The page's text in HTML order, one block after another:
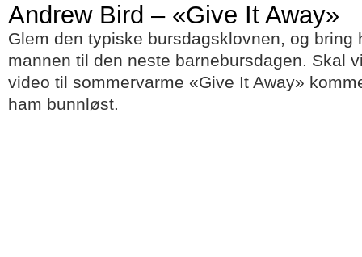
Andrew Bird – «Give It Away»
Glem den typiske bursdagsklovnen, og bring
mannen til den neste barnebursdagen. Skal
video til sommervarme «Give It Away»
ham bunnløst.